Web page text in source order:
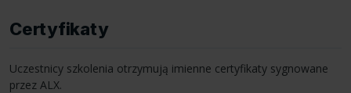
Certyfikaty
Uczestnicy szkolenia otrzymują imienne certyfikaty sygnowane
przez ALX.